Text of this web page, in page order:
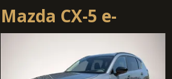
Mazda CX-5 e-
Skyactiv-G 141 48V
AT AWD Homura